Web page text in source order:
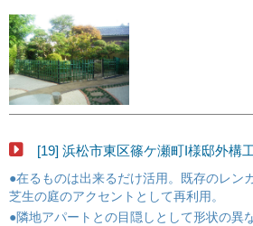
[19] 浜松市東区篠ケ瀬町I様邸外構
●在るものは出来るだけ活用。既存のレン
芝生の庭のアクセントとして再利用。
●隣地アパートとの目隠しとして形状の異